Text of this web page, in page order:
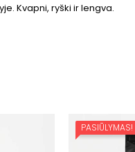
Kvapni, ryški ir lengva.
PASIŪLYMAS!